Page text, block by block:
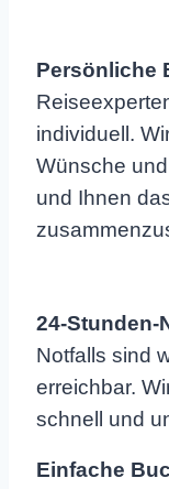
Persönliche
individuell.
Wünsche
und Ihnen
24-Stunden-
Notfalls sind
erreichbar.
schnell und
Einfache